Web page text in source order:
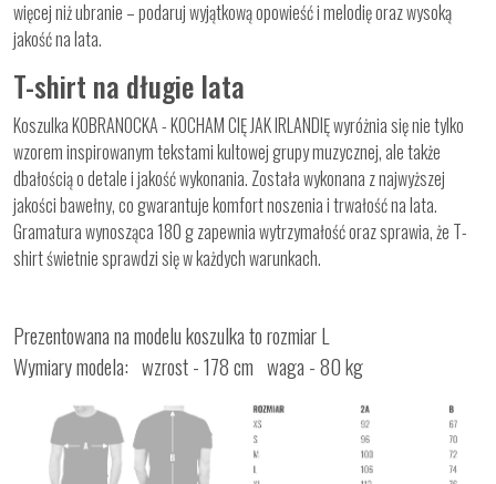
więcej niż ubranie – podaruj wyjątkową opowieść i melodię oraz wysoką
jakość na lata.
T-shirt na długie lata
Koszulka KOBRANOCKA - KOCHAM CIĘ JAK IRLANDIĘ wyróżnia się nie tylko
wzorem inspirowanym tekstami kultowej grupy muzycznej, ale także
dbałością o detale i jakość wykonania. Została wykonana z najwyższej
jakości bawełny, co gwarantuje komfort noszenia i trwałość na lata.
Gramatura wynosząca 180 g zapewnia wytrzymałość oraz sprawia, że T-
shirt świetnie sprawdzi się w każdych warunkach.
Prezentowana na modelu koszulka to rozmiar L
Wymiary modela: wzrost - 178 cm waga - 80 kg